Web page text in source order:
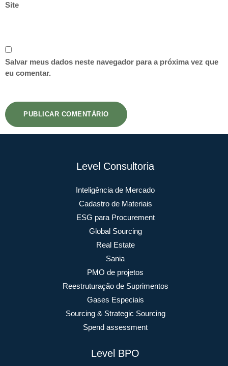
Site
Salvar meus dados neste navegador para a próxima vez que
eu comentar.
Level Consultoria
Inteligência de Mercado
Cadastro de Materiais
ESG para Procurement
Global Sourcing
Real Estate
Sania
PMO de projetos
Reestruturação de Suprimentos
Gases Especiais
Sourcing & Strategic Sourcing
Spend assessment
Level BPO